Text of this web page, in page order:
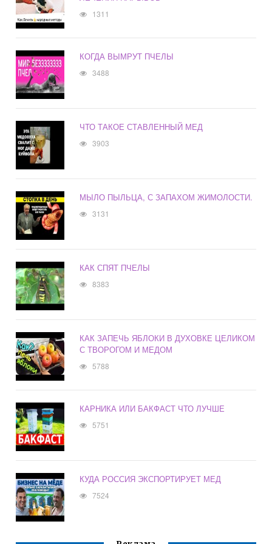
1311
КОГДА ВЫМРУТ ПЧЕЛЫ
3488
ЧТО ТАКОЕ СТАВЛЕННЫЙ МЕД
3903
МЫЛО ПЫЛЬЦА, С ЗАПАХОМ ЖИМОЛОСТИ.
3131
КАК СПЯТ ПЧЕЛЫ
8383
КАК ЗАПЕЧЬ ЯБЛОКИ В ДУХОВКЕ ЦЕЛИКОМ
С ТВОРОГОМ И МЕДОМ
5788
КАРНИКА ИЛИ БАКФАСТ ЧТО ЛУЧШЕ
5751
КУДА РОССИЯ ЭКСПОРТИРУЕТ МЕД
7524